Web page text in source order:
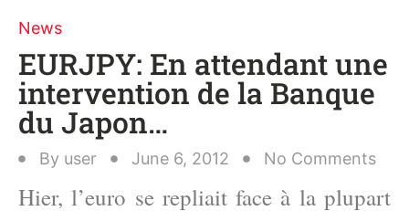
News
EURJPY: En attendant une
intervention de la Banque
du Japon…
By user June 6, 2012 No Comments
Hier, l’euro se repliait face à la plupart